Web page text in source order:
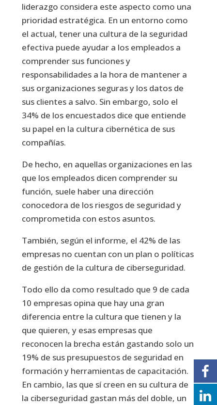
liderazgo considera este aspecto como una
prioridad estratégica. En un entorno como
el actual, tener una cultura de la seguridad
efectiva puede ayudar a los empleados a
comprender sus funciones y
responsabilidades a la hora de mantener a
sus organizaciones seguras y los datos de
sus clientes a salvo. Sin embargo, solo el
34% de los encuestados dice que entiende
su papel en la cultura cibernética de sus
compañías.
De hecho, en aquellas organizaciones en las
que los empleados dicen comprender su
función, suele haber una dirección
conocedora de los riesgos de seguridad y
comprometida con estos asuntos.
También, según el informe, el 42% de las
empresas no cuentan con un plan o políticas
de gestión de la cultura de ciberseguridad.
Todo ello da como resultado que 9 de cada
10 empresas opina que hay una gran
diferencia entre la cultura que tienen y la
que quieren, y esas empresas que
reconocen la brecha están gastando solo un
19% de sus presupuestos de seguridad en
formación y herramientas de capacitación.
En cambio, las que sí creen en su cultura de
la ciberseguridad gastan más del doble, un